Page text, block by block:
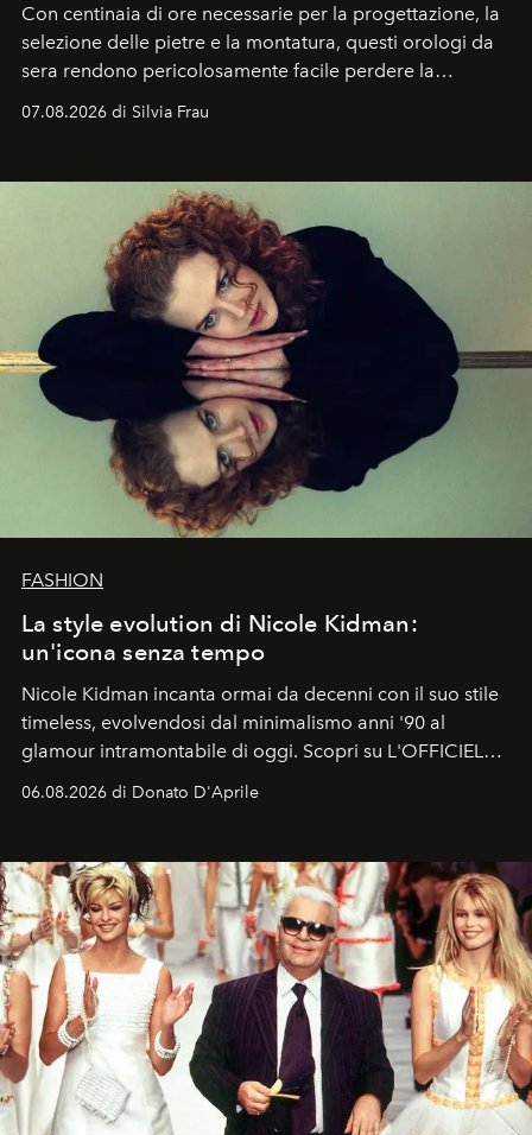
Con centinaia di ore necessarie per la progettazione, la
selezione delle pietre e la montatura, questi orologi da
sera rendono pericolosamente facile perdere la
cognizione del tempo. Ma con quadranti così
07.08.2026 di Silvia Frau
FASHION
La style evolution di Nicole Kidman:
un'icona senza tempo
Nicole Kidman incanta ormai da decenni con il suo stile
timeless, evolvendosi dal minimalismo anni '90 al
glamour intramontabile di oggi. Scopri su L'OFFICIEL
Italia la sua style evolution.
06.08.2026 di Donato D'Aprile